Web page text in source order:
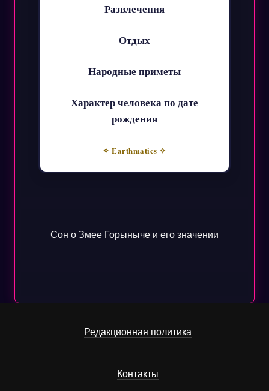
Развлечения
Отдых
Народные приметы
Характер человека по дате
рождения
✧ Earthmatics ✧
Сон о Змее Горыныче и его значении
Редакционная политика
Контакты